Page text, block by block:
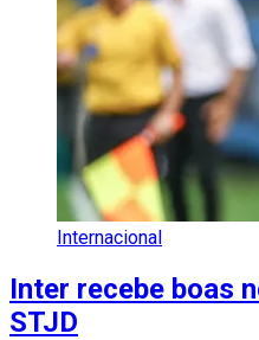
Internacional
Inter recebe boas
STJD